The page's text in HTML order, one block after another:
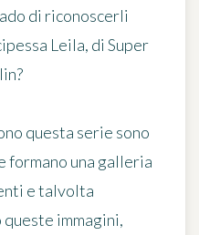
di riconoscerli
Leila, di Super
questa serie sono
formano una galleria
e talvolta
immagini,